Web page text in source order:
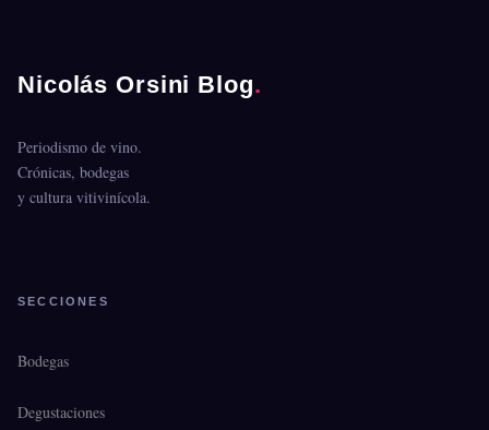
Nicolás Orsini Blog.
Periodismo de vino.
Crónicas, bodegas
y cultura vitivinícola.
SECCIONES
Bodegas
Degustaciones